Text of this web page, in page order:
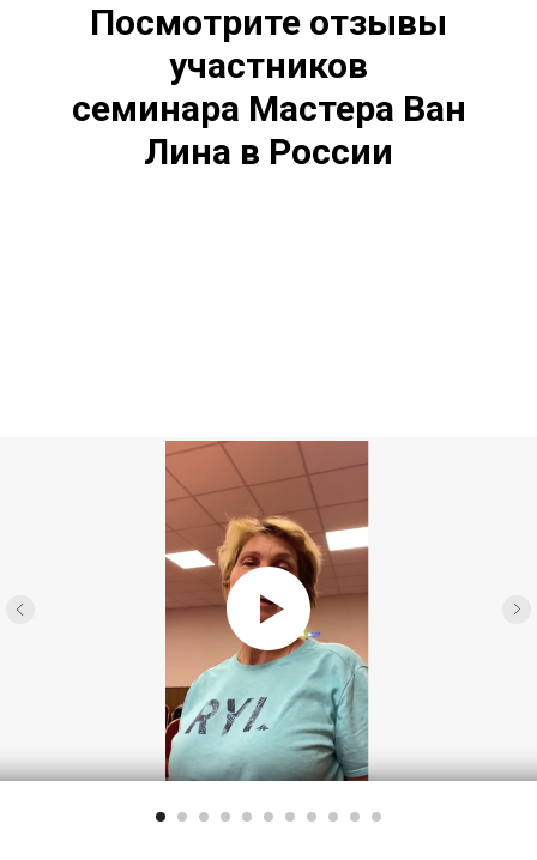
Посмотрите отзывы
участников
семинара Мастера Ван
Лина в России